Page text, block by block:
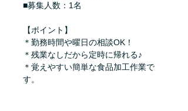
■募集人数：1名
【ポイント】
＊勤務時間や曜日の相談OK！
＊残業なしだから定時に帰れる♪
＊覚えやすい簡単な食品加工作業で
す。